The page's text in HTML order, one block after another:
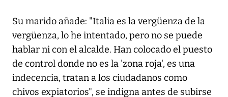
Su marido añade: "Italia es la vergüenza de la
vergüenza, lo he intentado, pero no se puede
hablar ni con el alcalde. Han colocado el puesto
de control donde no es la 'zona roja', es una
indecencia, tratan a los ciudadanos como
chivos expiatorios", se indigna antes de subirse